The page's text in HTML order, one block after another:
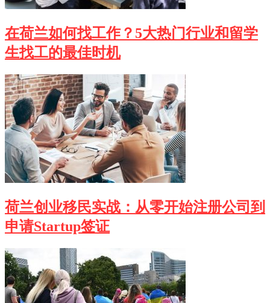
在荷兰如何找工作？5大热门行业和留学
生找工的最佳时机
荷兰创业移民实战：从零开始注册公司到
申请Startup签证